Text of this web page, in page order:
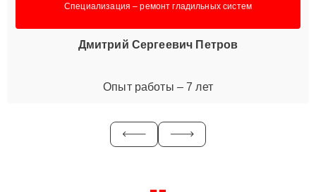
Специализация – ремонт гладильных систем
Дмитрий Сергеевич Петров
Опыт работы – 7 лет